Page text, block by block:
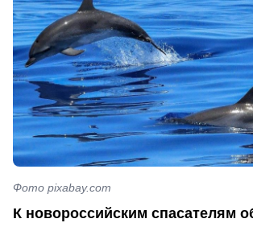
Фото pixabay.com
К новороссийским спасателям